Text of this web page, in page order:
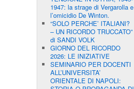
1947: la strage di Vergarolla e
l’omicidio De Winton.
“SOLO PERCHE’ ITALIANI?
– UN RICORDO TRUCCATO”
di SANDI VOLK
GIORNO DEL RICORDO
2026: LE INIZIATIVE
SEMINARIO PER DOCENTI
ALL’UNIVERSITA’
ORIENTALE DI NAPOLI: